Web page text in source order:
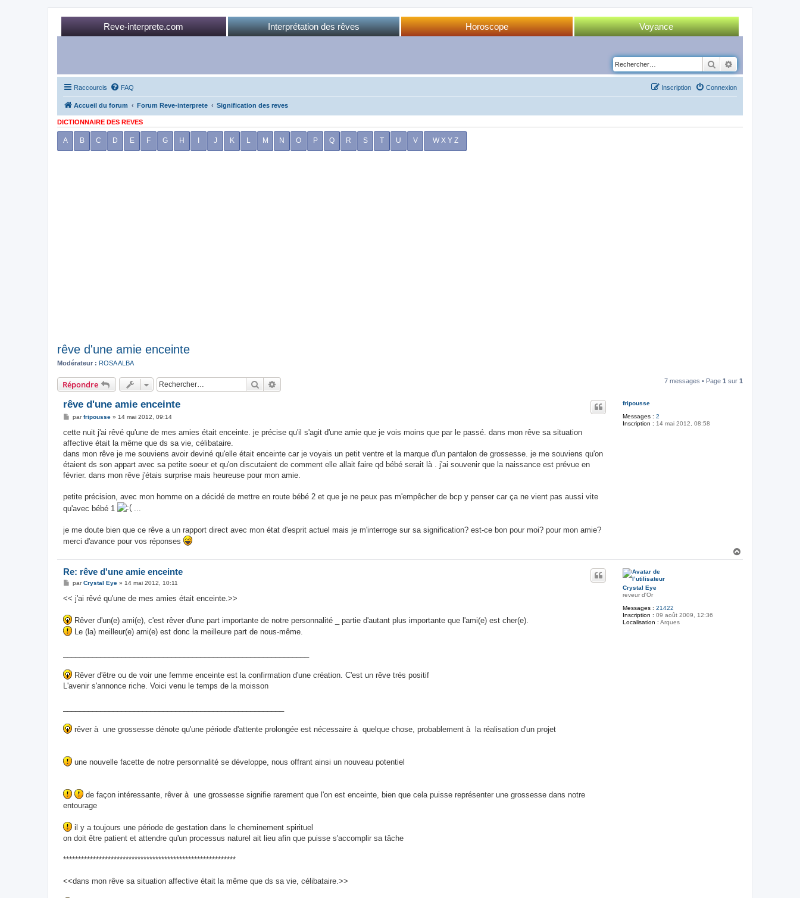
Reve-interprete.com
Interprétation des rêves
Sommeil et rêves
Horoscope
Voyance
Tirage Tarot
Rechercher
Raccourcis FAQ Connexion
Inscription
Accueil du forum Forum Reve-interprete Signification des reves
DICTIONNAIRE DES REVES
A B C D E F G H J K L M N O P Q R S T U V W X Y Z
rêve d'une amie enceinte
Modérateur : ROSA ALBA
Répondre Rechercher 7 messages • Page 1 sur 1
fripousse
Messages : 2
Inscription : 14 mai 2012, 08:58
rêve d'une amie enceinte
M
s
a
g
parfripousse» 14 mai 2012, 09:14
cette nuit j'ai rêvé qu'une de mes amies était enceinte. je précise qu'il s'agit d'une amie que je vois moins que par le passé. dans mon rêve sa situation
affective était la même que ds sa vie, célibataire.
dans mon rêve je me souviens avoir deviné qu'elle était enceinte car je voyais un petit ventre et la marque d'un pantalon de grossesse. je me souviens qu'on
étaient ds son appart avec sa petite soeur et qu'on discutaient de comment elle allait faire qd bébé serait là . j'ai souvenir que la naissance est prévue en
février. dans mon rêve j'étais surprise mais heureuse pour mon amie.
petite précision, avec mon homme on a décidé de mettre en route bébé 2 et que je ne peux pas m'empêcher de bcp y penser car ça ne vient pas aussi vite
qu'avec bébé 1
je me doute bien que ce rêve a un rapport direct avec mon état d'esprit actuel mais je m'interroge sur sa signification? est-ce bon pour moi? pour mon amie?
merci d'avance pour vos réponses
a
Crystal Eye
reveur d'Or
Messages : 21422
Inscription : 09 août 2009, 12:36
Localisation : Arques
Re: rêve d'une amie enceinte
M
s
g
e
parCrystal Eye» 14 mai 2012, 10:11
<< j'ai rêvé qu'une de mes amies était enceinte.>>
Rêver d'un(e) ami(e), c'est rêver d'une part importante de notre personnalité _ partie d'autant plus importante que l'ami(e) est cher(e).
Le (la) meilleur(e) ami(e) est donc la meilleure part de nous-même.
Rêver d'être ou de voir une femme enceinte est la confirmation d'une création. C'est un rêve trés positif
L'avenir s'annonce riche. Voici venu le temps de la moisson
rêver à une grossesse dénote qu'une période d'attente prolongée est nécessaire à quelque chose, probablement à la réalisation d'un projet
une nouvelle facette de notre personnalité se développe, nous offrant ainsi un nouveau potentiel
de façon intéressante, rêver à une grossesse signifie rarement que l'on est enceinte, bien que cela puisse représenter une grossesse dans notre
entourage
il y a toujours une période de gestation dans le cheminement spirituel
on doit être patient et attendre qu'un processus naturel ait lieu afin que puisse s'accomplir sa tâche
**********************************************************
<<dans mon rêve sa situation affective était la même que ds sa vie, célibataire.>>